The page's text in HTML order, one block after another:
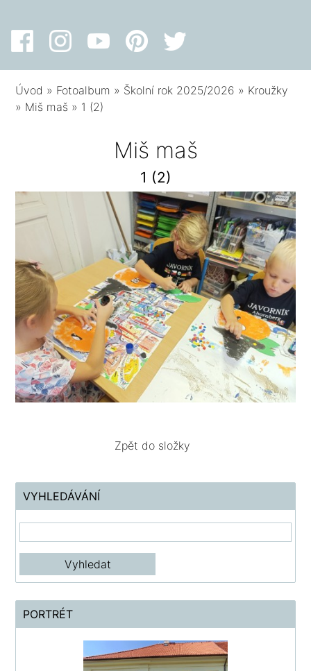
Úvod » Fotoalbum » Školní rok 2025/2026 » Kroužky
» Miš maš » 1 (2)
Miš maš
1 (2)
Zpět do složky
VYHLEDÁVÁNÍ
PORTRÉT